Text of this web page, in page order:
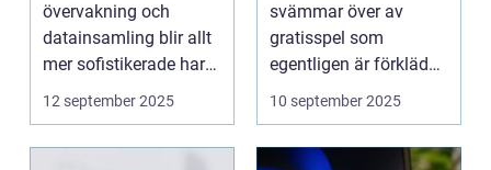
övervakning och
datainsamling blir allt
mer sofistikerade har
valet a...
12 september 2025
svämmar över av
gratisspel som
egentligen är förklädda
kasin...
10 september 2025